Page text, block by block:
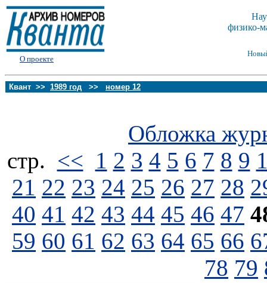
О проекте
физико-
Квант >> 1989 год >> номер 12
Обложка
стp. << 1 2 3 4 5 6 7 8 9
21 22 23 24 25 26 27 28
40 41 42 43 44 45 46 47
59 60 61 62 63 64 65 66
78 79